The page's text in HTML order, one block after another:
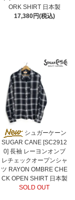
ORK SHIRT 日本製
17,380円(税込)
シュガーケーン
SUGAR CANE [SC2912
0] 長袖 レーヨンオンブ
レチェックオープンシャ
ツ RAYON OMBRE CHE
CK OPEN SHIRT 日本製
SOLD OUT